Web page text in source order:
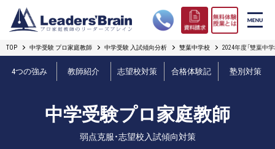
リーダーズブレインの強み
プロ教師紹介
TOP 中学受験 プロ家庭教師 中学受験 入試傾向分析 雙葉中学校 2024年度「雙葉中
4つの強み 教師紹介 志望校対策 合格体験記 塾別対策
中学受験プロ家庭教師
弱点克服・志望校入試傾向対策